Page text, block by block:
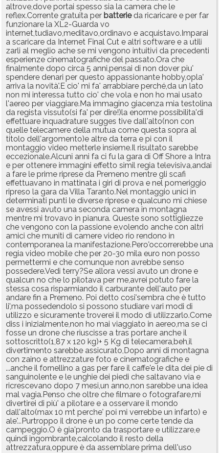
altrove,dove portai spesso sia la camera che le
reflex.Corrente gratuita per batterieda ricaricare e per far
funzionare la XL2-Guarda vo
internet,tudiavo,meditavo,ordinavo e acquistavo.Imparai
a scaricare da Internet Final Cut e altri software e a utili
zarli al meglio ache se mi vengono intuitivi da precedenti
esperienze cinematografiche del passato.Ora che
finalmente dopo circa 5 anni,pensai di non dover piu'
spendere denari per questo appassionante hobby,opla'
arriva la novità'.E cio' mi fa' arrabbiare perché,da un lato
non mi interessa tutto cio' che vola e non ho mai usato
l'aereo per viaggiare.Ma immagino giacenza mia testolina
da regista vissuto(si fa' per dire!)la enorme possibilita'di
effettuare inquadrature sugges tive dall'alto(non con
quelle telecamere della mutua come questa sopra al
titolo dell'argomento)e altre da terra e pi con il
montaggio video metterle insieme.Il risultato sarebbe
eccezionale.Alcuni anni fa ci fu la gara di Off Shore a Intra
e per ottenere immagini effetto simil regia televisiva,andai
a fare le prime riprese da Premeno mentre gli scafi
effettuavano in mattinata i giri di prova e nel pomeriggio
ripreso la gara da Villa Taranto.Nel montaggio unici in
determinati punti le diverse riprese e qualcuno mi chiese
se avessi avuto una seconda camera in montagna
mentre mi trovavo in pianura. Queste sono sottigliezze
che vengono con la passione e,volendo anche con altri
amici che muniti di camere video rio rendono in
contemporanea la manifestazione.Pero'occorrerebbe una
regia video mobile che per 20-30 mila euro non posso
permettermi e che comunque non avrebbe senso
possedere.Vedi terry?Se allora vessi avuto un drone e
qualcun no che lo pilotava per me,avrei potuto fare la
stessa cosa risparmiando il carburante dell'auto per
andare fin a Premeno. Poi detto cosi'sembra che è tutto
li',ma possedendolo si possono studiare vari modi di
utilizzo e sicuramente troverei il modo di utilizzarlo.Come
diss i inizialmente,non ho mai viaggiato in aereo,ma se ci
fosse un drone che riuscisse a tras portare anche il
sottoscritto(1,87 x 120 kg)+ 5 Kg di telecamera,beh,il
divertimento sarebbe assicurato,Dopo anni di montagna
con zaino e attrezzature foto e cinematografiche e
...anche il fornellino a gas per fare il caffe'e le dita dei pie di
sanguinolente e le unghie dei piedi che saltavano via e
ricrescevano dopo 7 mesi,un anno,non sarebbe una idea
mal vagia.Penso che oltre che filmare o fotografare,mi
divertirei di più' a pilotare e a osservare il mondo
dall'alto(max 10 mt perche' poi mi verrebbe un infarto) e
ale'...Purtroppo il drone è un po come certe tende da
campeggio.O è gia'pronto da trasportare e utilizzare,e
quindi ingombrante,calcolando il resto della
attrezzatura,oppure è da assemblare prima dell'uso